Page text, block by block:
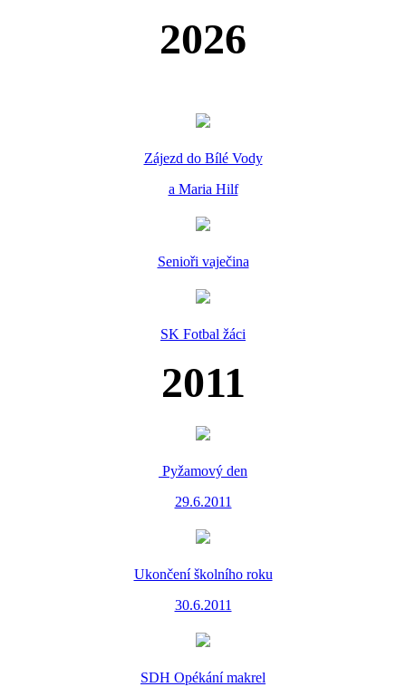
2026
Zájezd do Bílé Vody
a Maria Hilf
Senioři vaječina
SK Fotbal žáci
2011
Pyžamový den
29.6.2011
Ukončení školního roku
30.6.2011
SDH Opékání makrel